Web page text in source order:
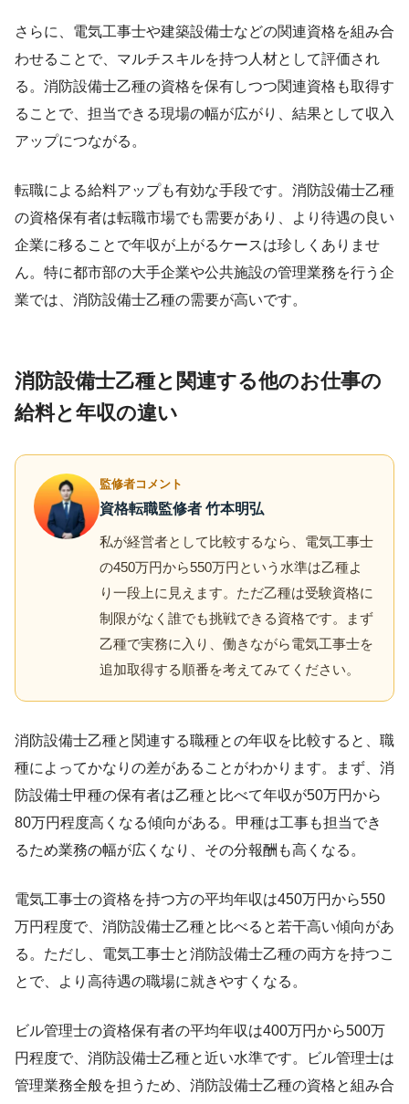
さらに、電気工事士や建築設備士などの関連資格を組み合
わせることで、マルチスキルを持つ人材として評価され
る。消防設備士乙種の資格を保有しつつ関連資格も取得す
ることで、担当できる現場の幅が広がり、結果として収入
アップにつながる。
転職による給料アップも有効な手段です。消防設備士乙種
の資格保有者は転職市場でも需要があり、より待遇の良い
企業に移ることで年収が上がるケースは珍しくありませ
ん。特に都市部の大手企業や公共施設の管理業務を行う企
業では、消防設備士乙種の需要が高いです。
消防設備士乙種と関連する他のお仕事の
給料と年収の違い
監修者コメント
資格転職監修者 竹本明弘
私が経営者として比較するなら、電気工事士
の450万円から550万円という水準は乙種よ
り一段上に見えます。ただ乙種は受験資格に
制限がなく誰でも挑戦できる資格です。まず
乙種で実務に入り、働きながら電気工事士を
追加取得する順番を考えてみてください。
消防設備士乙種と関連する職種との年収を比較すると、職
種によってかなりの差があることがわかります。まず、消
防設備士甲種の保有者は乙種と比べて年収が50万円から
80万円程度高くなる傾向がある。甲種は工事も担当でき
るため業務の幅が広くなり、その分報酬も高くなる。
電気工事士の資格を持つ方の平均年収は450万円から550
万円程度で、消防設備士乙種と比べると若干高い傾向があ
る。ただし、電気工事士と消防設備士乙種の両方を持つこ
とで、より高待遇の職場に就きやすくなる。
ビル管理士の資格保有者の平均年収は400万円から500万
円程度で、消防設備士乙種と近い水準です。ビル管理士は
管理業務全般を担うため、消防設備士乙種の資格と組み合